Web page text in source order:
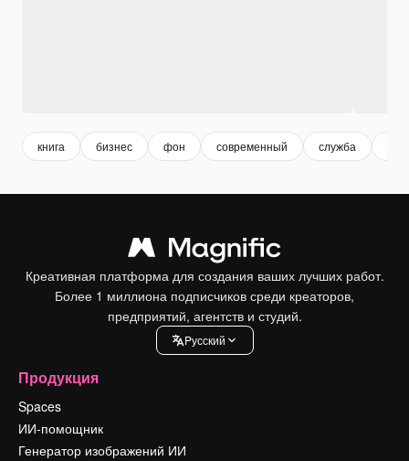
книга бизнес фон современный служба
Креативная платформа для создания ваших лучших работ.
Более 1 миллиона подписчиков среди креаторов,
предприятий, агентств и студий.
Pусский
Продукция
Spaces
ИИ-помощник
Генератор изображений ИИ